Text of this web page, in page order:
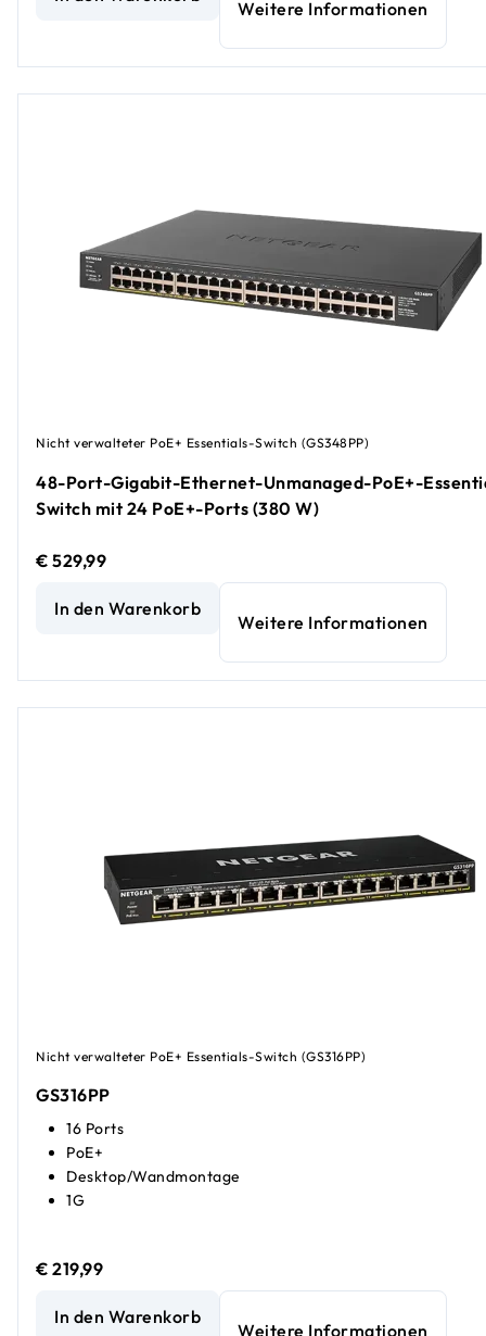
Weitere Informationen
Nicht verwalteter PoE+ Essentials-Switch (GS348PP)
48-Port-Gigabit-Ethernet-Unmanaged-PoE+-
Switch mit 24 PoE+-Ports (380 W)
€ 529,99
48-Port-Gigabit-Ethernet-Unmanaged-PoE+-
In den Warenkorb
Weitere Informationen
Nicht verwalteter PoE+ Essentials-Switch (GS316PP)
GS316PP
16 Ports
PoE+
Desktop/Wandmontage
1G
€ 219,99
Unmanaged PoE+ Essentials-Switch mit 16 Anschlüssen
In den Warenkorb
Weitere Informationen